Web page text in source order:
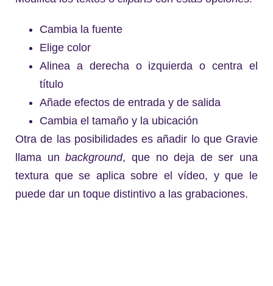
Cambia la fuente
Elige color
Alinea a derecha o izquierda o centra el
título
Añade efectos de entrada y de salida
Cambia el tamaño y la ubicación
Otra de las posibilidades es añadir lo que Gravie
llama unbackground, que no deja de ser una
textura que se aplica sobre el vídeo, y que le
puede dar un toque distintivo a las grabaciones.